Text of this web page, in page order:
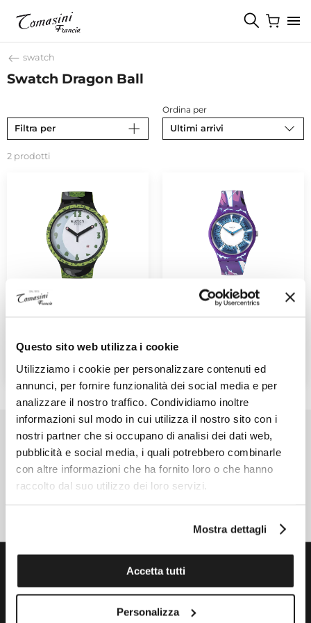
Questo sito web utilizza i cookie
Utilizziamo i cookie per personalizzare contenuti ed
annunci, per fornire funzionalità dei social media e per
analizzare il nostro traffico. Condividiamo inoltre
informazioni sul modo in cui utilizza il nostro sito con i
nostri partner che si occupano di analisi dei dati web,
pubblicità e social media, i quali potrebbero combinarle
con altre informazioni che ha fornito loro o che hanno
raccolto dal suo utilizzo dei loro servizi.
Mostra dettagli
Accetta tutti
Personalizza
swatch
Swatch Dragon Ball
Filtra per
Ordina per
Ultimi arrivi
2 prodotti
Dragon Ball
AGGIUNGI AL CARRELLO
SWATCH
Dragon Ball
CONTATTA UN VENDITORE
ISCRIVITI ALLA NEWSLETTER
ISCRIVITI ORA
SERVIZIO CLIENTI